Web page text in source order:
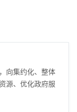
向集约化、整体
源、优化政府服